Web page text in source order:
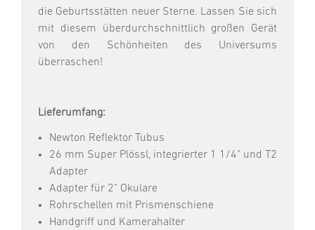
die Geburtsstätten neuer Sterne. Lassen Sie sich
mit diesem überdurchschnittlich großen Gerät
von den Schönheiten des Universums
überraschen!
Lieferumfang:
Newton Reflektor Tubus
26 mm Super Plössl, integrierter 1 1/4" und T2
Adapter
Adapter für 2" Okulare
Rohrschellen mit Prismenschiene
Handgriff und Kamerahalter